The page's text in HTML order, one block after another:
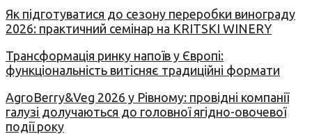
Як підготуватися до сезону переробки винограду
2026: практичний семінар на KRITSKI WINERY
Трансформація ринку напоїв у Європі:
функціональність витісняє традиційні формати
AgroBerry&Veg 2026 у Рівному: провідні компанії
галузі долучаються до головної ягідно-овочевої
події року